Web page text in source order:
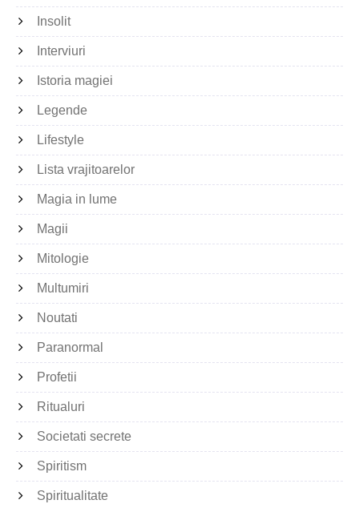
Insolit
Interviuri
Istoria magiei
Legende
Lifestyle
Lista vrajitoarelor
Magia in lume
Magii
Mitologie
Multumiri
Noutati
Paranormal
Profetii
Ritualuri
Societati secrete
Spiritism
Spiritualitate